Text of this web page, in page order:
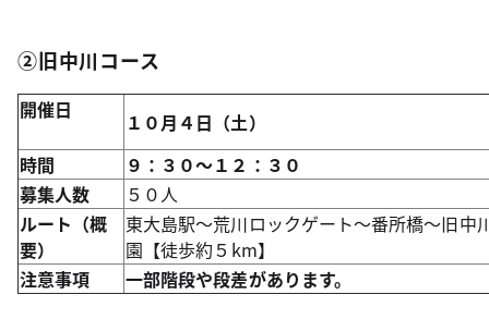
②旧中川コース
開催日
１０月４日（土）
時間
９：３０～１２：３０
募集人数
５０人
ルート（概
要）
東大島駅～荒川ロックゲート～番所橋～旧
園 【徒歩約５ km】
注意事項
一部階段や段差があります。